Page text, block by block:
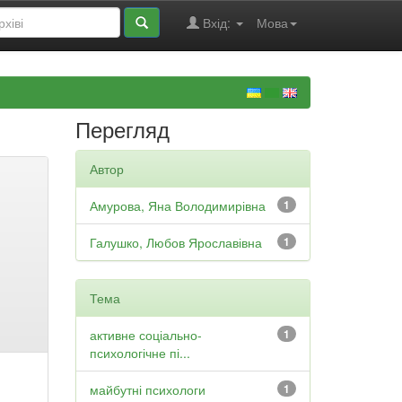
Мова
Вхід:
Перегляд
Автор
1
Амурова, Яна Володимирівна
1
Галушко, Любов Ярославівна
Тема
1
активне соціально-
психологічне пі...
1
майбутні психологи